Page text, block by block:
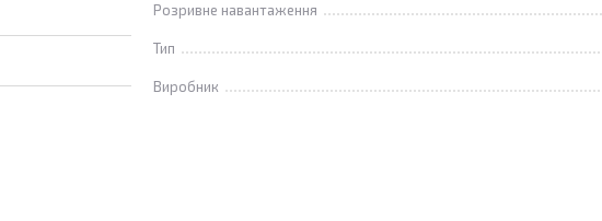
Розривне навантаження
Тип
Виробник